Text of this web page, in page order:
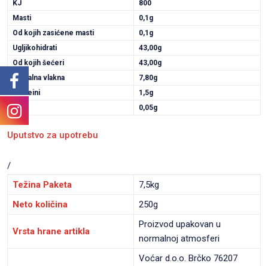
KJ
800
Masti
0,1g
Od kojih zasićene masti
0,1g
Ugljikohidrati
43,00g
Od kojih šećeri
43,00g
Dijetalna vlakna
7,80g
Proteini
1,5g
Sol
0,05g
Uputstvo za upotrebu
/
Težina Paketa
7,5kg
Neto količina
250g
Vrsta hrane artikla
Proizvod upakovan u
normalnoj atmosferi
Voćar d.o.o. Brčko 76207